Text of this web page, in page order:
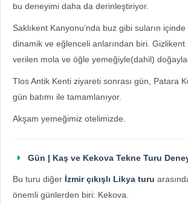
bu deneyimi daha da derinleştiriyor.
Saklıkent Kanyonu’nda buz gibi suların
dinamik ve eğlenceli anlarından biri. Gizlikent
verilen mola ve öğle yemeğiyle(dahil)
Tlos Antik Kenti ziyareti sonrası gün, Patara
gün batımı ile tamamlanıyor.
Akşam yemeğimiz otelimizde.
Gün | Kaş ve Kekova Tekne Turu
Bu turu diğer İzmir çıkışlı Likya turu
önemli günlerden biri: Kekova.